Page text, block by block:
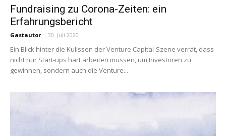
Fundraising zu Corona-Zeiten: ein
Erfahrungsbericht
Gastautor - 30. Juli 2020
Ein Blick hinter die Kulissen der Venture Capital-Szene verrät, dass
nicht nur Start-ups hart arbeiten müssen, um Investoren zu
gewinnen, sondern auch die Venture...